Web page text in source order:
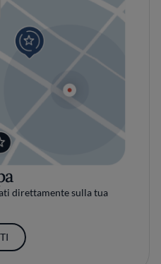
direttamente sulla tua